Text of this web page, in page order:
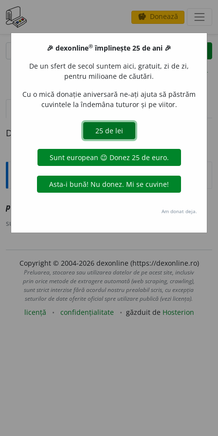
savings Donează
clear
opțiuni
definiții (1) pronunțievolume_up (50)
Definiția cu ID-ul 1191759:
Explicative DEX
pod
sursa:
Copyright © 2004-2026 dexonline (https://dexonline.ro)
Preluarea, stocarea sau utilizarea datelor de pe acest site, inclusiv
prin orice metode de extragere automată (web scraping, crawling),
sunt strict interzise fără acordul nostru prealabil scris, cu excepția
seturilor de date oferite oficial spre utilizare publică (vezi licența).
licență confidențialitate găzduit de Hosterion
🎉 dexonline® împlinește 25 de ani 🎉
De un sfert de secol suntem aici, gratuit, zi de zi,
pentru milioane de căutări.
Cu o mică donație aniversară ne-ați ajuta să păstrăm
cuvintele la îndemâna tuturor și pe viitor.
Am donat deja.